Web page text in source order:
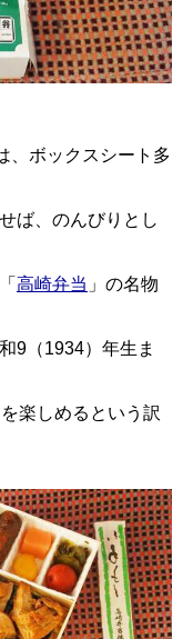
、ボックスシート多
ば、のんびりとし
高崎弁当 」の名物
9（1934）年生ま
楽しめるという訳